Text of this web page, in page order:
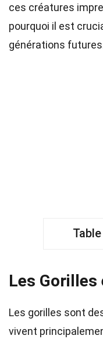
ces créatures
pourquoi il est
générations
Les
Les gorilles sont
vivent